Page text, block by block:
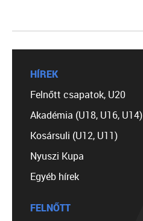
HÍREK
Felnőtt csapatok, U20
Akadémia (U18, U16, U14)
Kosársuli (U12, U11)
Nyuszi Kupa
Egyéb hírek
FELNŐTT